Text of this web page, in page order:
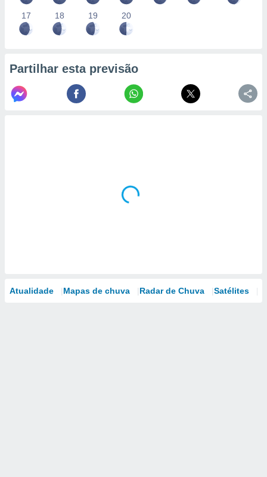
17 18 19 20
Partilhar esta previsão
Atualidade Mapas de chuva Radar de Chuva Satélites